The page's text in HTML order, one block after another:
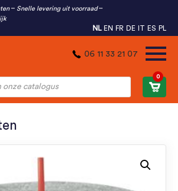
Snelle levering uit voorraad
NL EN FR DE IT ES PL
06 11 33 21 07
0